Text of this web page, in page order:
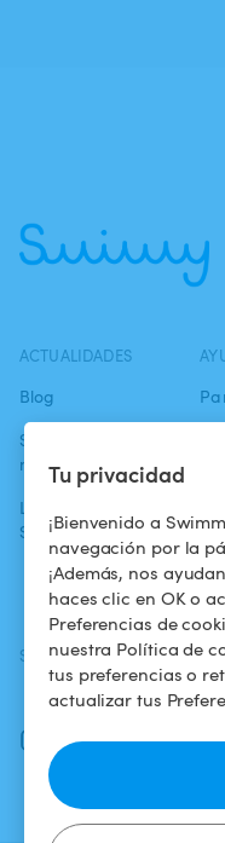
Tu privacidad
¡Bienvenido a
navegación por la
¡Además, nos
haces clic en OK o
Preferencias de
nuestra Política de
tus preferencias o
actualizar tus
ACTUALIDADES
Blog
Swimmy en los
medios
La aventura
Swimmy
SÍGUENOS
Facebook
Instagram